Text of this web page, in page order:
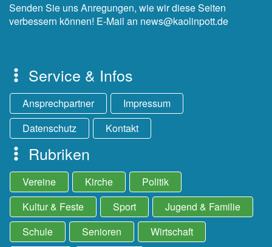
Senden Sie uns Anregungen, wie wir diese Seiten
verbessern können! E-Mail an news@kaolinpott.de
Service & Infos
Ansprechpartner
Impressum
Datenschutz
Kontakt
Rubriken
Vereine Kirche
Politik
Kultur & Feste
Sport
Jugend & Familie
Schule
Senioren Wirtschaft